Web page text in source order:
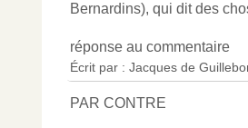
Bernardins), qui dit des
réponse au commentaire
Écrit par : Jacques de
PAR CONTRE